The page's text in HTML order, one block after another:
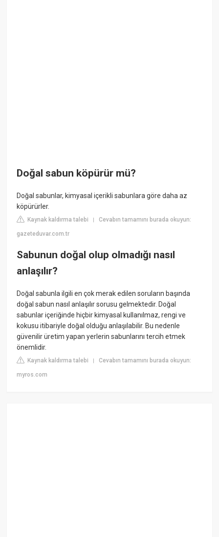
Doğal sabun köpürür mü?
Doğal sabunlar, kimyasal içerikli sabunlara göre daha az
köpürürler.
Kaynak kaldırma talebi |Cevabın tamamını burada okuyun:
gazeteduvar.com.tr
Sabunun doğal olup olmadığı nasıl
anlaşılır?
Doğal sabunla ilgili en çok merak edilen soruların başında
doğal sabun nasıl anlaşılır sorusu gelmektedir. Doğal
sabunlar içeriğinde hiçbir kimyasal kullanılmaz, rengi ve
kokusu itibariyle doğal olduğu anlaşılabilir. Bu nedenle
güvenilir üretim yapan yerlerin sabunlarını tercih etmek
önemlidir.
Kaynak kaldırma talebi |Cevabın tamamını burada okuyun:
myros.com